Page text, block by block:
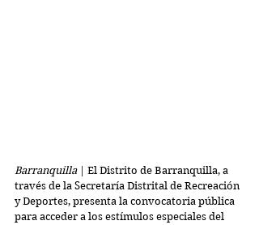
Barranquilla | El Distrito de Barranquilla, a
través de la Secretaría Distrital de Recreación
y Deportes, presenta la convocatoria pública
para acceder a los estímulos especiales del